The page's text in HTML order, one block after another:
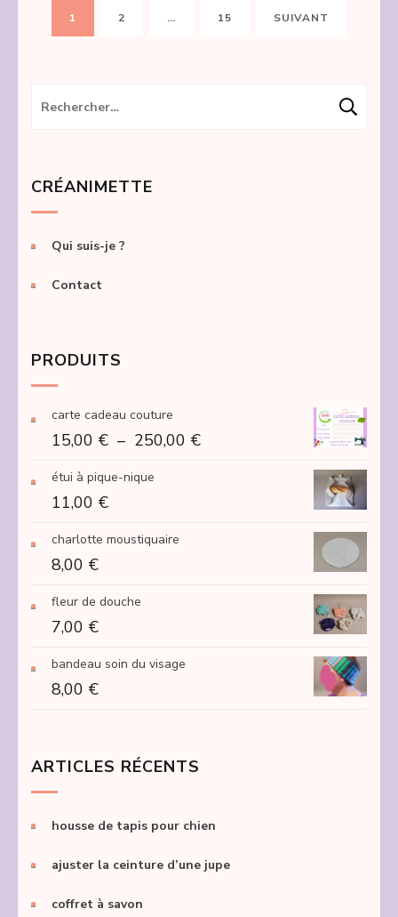
Pagination
des
PAGE
1 PAGE
2 … PAGE
15 SUIVANT
Rechercher :
CRÉANIMETTE
Qui suis-je ?
Contact
PRODUITS
carte cadeau couture
15,00 € – 250,00 €Plage
étui à pique-nique
11,00 €
charlotte moustiquaire
8,00 €
fleur de douche
7,00 €
bandeau soin du visage
8,00 €
ARTICLES RÉCENTS
housse de tapis pour chien
ajuster la ceinture d’une jupe
coffret à savon